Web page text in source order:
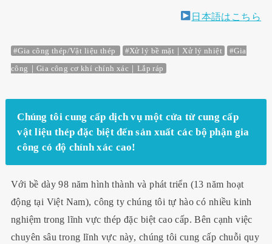
日本語はこちら
#Gia công thép/Vật liệu thép #Xử lý bề mặt｜Xử lý nhiệt
#Gia
công｜Gia công cơ khí chính xác｜Lắp ráp
Chúng tôi cung cấp dịch vụ một cửa từ cung cấp
vật liệu thép đặc biệt đến sản xuất các bộ phận gia
công có độ chính xác cao!
Với bề dày 98 năm hình thành và phát triển (13 năm hoạt
động tại Việt Nam), công ty chúng tôi tự hào có nhiều kinh
nghiệm trong lĩnh vực thép đặc biệt cao cấp. Bên cạnh việc
chuyên sâu trong lĩnh vực này, chúng tôi cung cấp chuỗi quy